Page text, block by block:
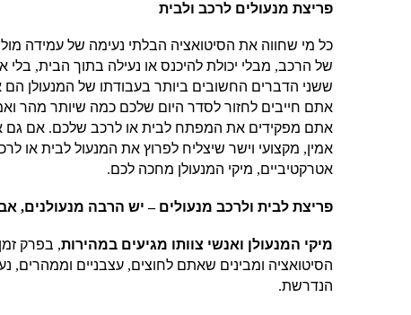
פריצת מנעולים לרכב ולבית
כל מי שחווה את הסיטואציה הבלתי נעימה של עמידה
של הרכב, מבלי יכולת להיכנס או נעילה בתוך הבית, בלי
ששני הדברים החשובים ביותר בעבודתו של המנעולן הם
אתם חייבים לחזור לסדר היום שלכם כמה שיותר מהר
אתם מפקידים את המפתח לבית או לרכב שלכם. אם גם
אמין, מקצועי וישר שיצליח לפרוץ את המנעול לבית או
אטרקטיביים, מיקי המנעולן מחכה לכם.
פריצת לבית ולרכב מנעולים– יש הרבה מנעולנים,
מיקי המנעולן ואנשי צוותו מגיעים במהירות, בפרק
הסיטואציה ומבינים שאתם לחוצים, עצבניים וממהרים,
הנדרשת.